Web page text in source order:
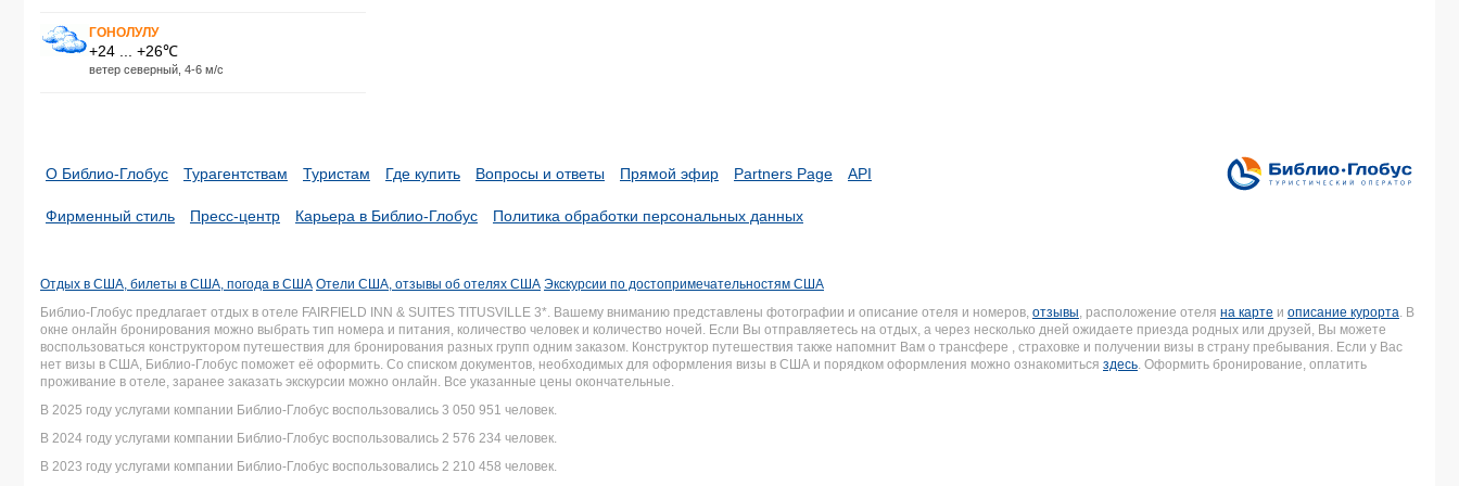
ГОНОЛУЛУ
+24 ... +26℃
ветер северный, 4-6 м/с
О Библио-Глобус Турагентствам Туристам Где купить Вопросы и ответы Прямой эфир Partners Page API
Фирменный стиль Пресс-центр Карьера в Библио-Глобус Политика обработки персональных данных
Отдых в США, билеты в США, погода в США Отели США, отзывы об отелях США Экскурсии по достопримечательностям США
Библио-Глобус предлагает отдых в отеле FAIRFIELD INN & SUITES TITUSVILLE 3*. Вашему вниманию представлены фотографии и описание отеля и номеров, отзывы, расположение отеля на карте и описание курорта. В
окне онлайн бронирования можно выбрать тип номера и питания, количество человек и количество ночей. Если Вы отправляетесь на отдых, а через несколько дней ожидаете приезда родных или друзей, Вы можете
воспользоваться конструктором путешествия для бронирования разных групп одним заказом. Конструктор путешествия также напомнит Вам о трансфере , страховке и получении визы в страну пребывания. Если у Вас
нет визы в США, Библио-Глобус поможет её оформить. Со списком документов, необходимых для оформления визы в США и порядком оформления можно ознакомиться здесь. Оформить бронирование, оплатить
проживание в отеле, заранее заказать экскурсии можно онлайн. Все указанные цены окончательные.
В 2025 году услугами компании Библио-Глобус воспользовались 3 050 951 человек.
В 2024 году услугами компании Библио-Глобус воспользовались 2 576 234 человек.
В 2023 году услугами компании Библио-Глобус воспользовались 2 210 458 человек.